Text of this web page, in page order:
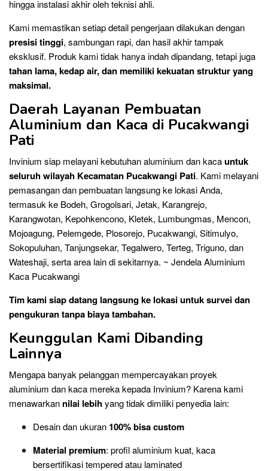
hingga instalasi akhir oleh teknisi ahli.
Kami memastikan setiap detail pengerjaan dilakukan dengan
presisi tinggi, sambungan rapi, dan hasil akhir tampak
eksklusif. Produk kami tidak hanya indah dipandang, tetapi juga
tahan lama, kedap air, dan memiliki kekuatan struktur yang
maksimal.
Daerah Layanan Pembuatan
Aluminium dan Kaca di Pucakwangi
Pati
Invinium siap melayani kebutuhan aluminium dan kacauntuk
seluruh wilayah Kecamatan Pucakwangi Pati. Kami melayani
pemasangan dan pembuatan langsung ke lokasi Anda,
termasuk ke Bodeh, Grogolsari, Jetak, Karangrejo,
Karangwotan, Kepohkencono, Kletek, Lumbungmas, Mencon,
Mojoagung, Pelemgede, Plosorejo, Pucakwangi, Sitimulyo,
Sokopuluhan, Tanjungsekar, Tegalwero, Terteg, Triguno, dan
Wateshaji, serta area lain di sekitarnya. ~ Jendela Aluminium
Kaca Pucakwangi
Tim kami siap datang langsung ke lokasi untuk survei dan
pengukuran tanpa biaya tambahan.
Keunggulan Kami Dibanding
Lainnya
Mengapa banyak pelanggan mempercayakan proyek
aluminium dan kaca mereka kepada Invinium? Karena kami
menawarkan nilai lebihyang tidak dimiliki penyedia lain:
Desain dan ukuran 100% bisa custom
Material premium: profil aluminium kuat, kaca
bersertifikasi tempered atau laminated